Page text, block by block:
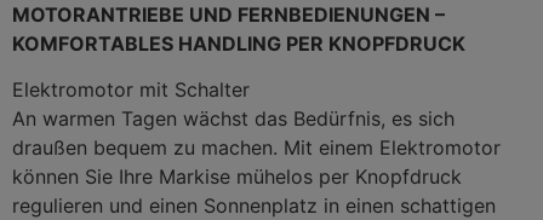
MOTORANTRIEBE UND FERNBEDIENUNGEN –
KOMFORTABLES HANDLING PER KNOPFDRUCK
Elektromotor mit Schalter
An warmen Tagen wächst das Bedürfnis, es sich
draußen bequem zu machen. Mit einem Elektromotor
können Sie Ihre Markise mühelos per Knopfdruck
regulieren und einen Sonnenplatz in einen schattigen